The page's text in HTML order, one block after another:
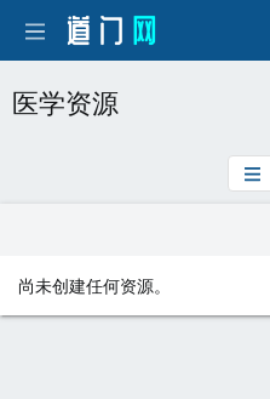
医学资源
尚未创建任何资源。